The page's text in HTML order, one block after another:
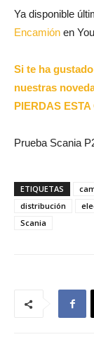
Ya disponible
Encamión en
Si te ha
nuestras
PIERDAS
Prueba Scania
ETIQUETAS
distribución
Scania